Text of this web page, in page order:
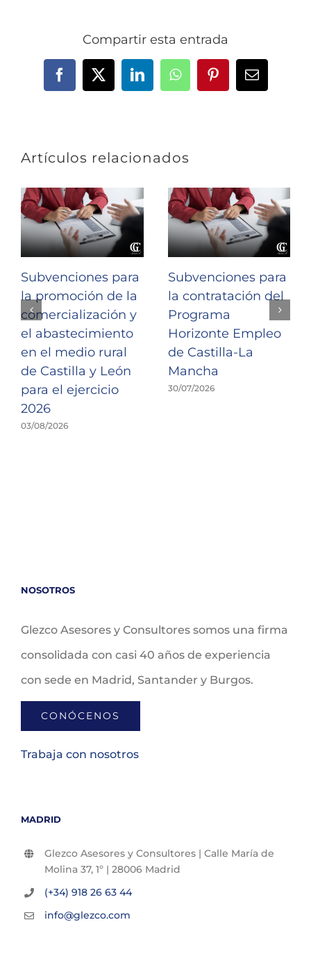
Compartir esta entrada
Facebook
X LinkedInWhatsAppPinterestCorreo
Artículos relacionados
Subvenciones para
la promoción de la
comercialización y
el abastecimiento
en el medio rural
de Castilla y León
para el ejercicio
2026
03/08/2026
Subvenciones para
la contratación del
Programa
Horizonte Empleo
de Castilla-La
Mancha
30/07/2026
NOSOTROS
Glezco Asesores y Consultores somos una firma
consolidada con casi 40 años de experiencia
con sede en Madrid, Santander y Burgos.
CONÓCENOS
Trabaja con nosotros
MADRID
Glezco Asesores y Consultores | Calle María de
Molina 37, 1º | 28006 Madrid
(+34) 918 26 63 44
info@glezco.com